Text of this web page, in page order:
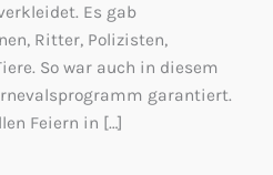
Es gab
Ritter, Polizisten,
So war auch in diesem
garantiert.
Feiern in […]